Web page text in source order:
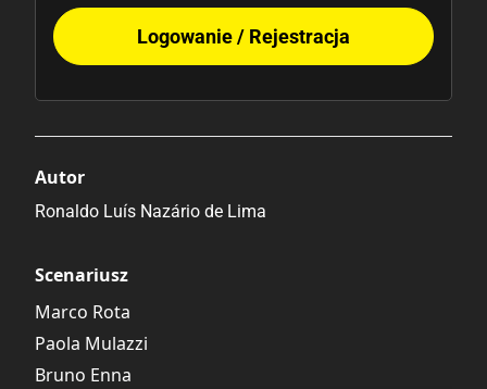
Logowanie / Rejestracja
Autor
Ronaldo Luís Nazário de Lima
Scenariusz
Marco Rota
Paola Mulazzi
Bruno Enna